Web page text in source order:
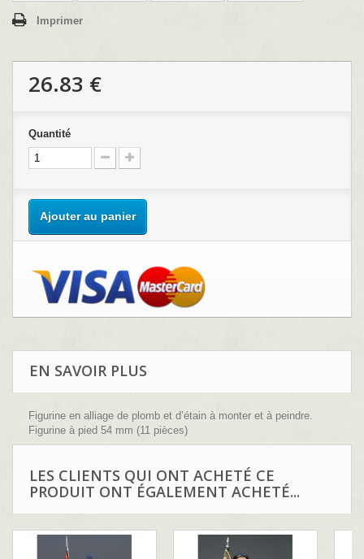
Imprimer
26.83 €
Quantité
Ajouter au panier
EN SAVOIR PLUS
Figurine en alliage de plomb et d’étain à monter et à peindre.
Figurine à pied 54 mm (11 pièces)
LES CLIENTS QUI ONT ACHETÉ CE
PRODUIT ONT ÉGALEMENT ACHETÉ...